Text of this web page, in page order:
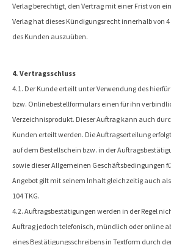
Verlag berechtigt, den Vertrag mit einer Frist von
Verlag hat dieses Kündigungsrecht innerhalb von
des Kunden auszuüben.
4. Vertragsschluss
4.1. Der Kunde erteilt unter Verwendung des
bzw. Onlinebestellformulars einen für ihn
Verzeichnisprodukt. Dieser Auftrag kann auch
Kunden erteilt werden. Die Auftragserteilung
auf dem Bestellschein bzw. in der
sowie dieser Allgemeinen Geschäftsbedingungen
Angebot gilt mit seinem Inhalt gleichzeitig auch
104 TKG.
4.2. Auftragsbestätigungen werden in der Regel
Auftrag jedoch telefonisch, mündlich oder online
eines Bestätigungsschreibens in Textform durch